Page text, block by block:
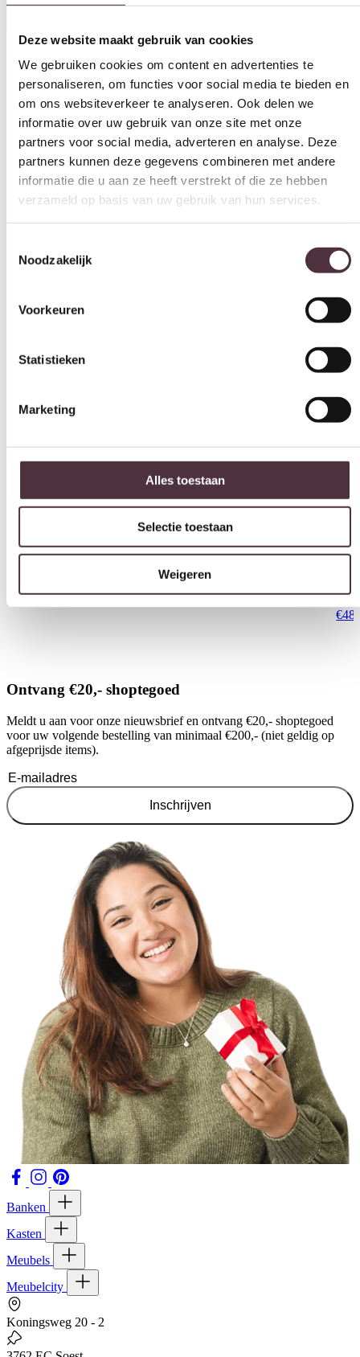
om ons websiteverkeer te analyseren. Ook delen we
partners voor social media, adverteren en analyse. Deze
partners kunnen deze gegevens combineren met andere
informatie die u aan ze heeft verstrekt of die ze hebben
verzameld op basis van uw gebruik van hun services.
Toestemmingsselectie
Noodzakelijk
Weigeren
Hockers, Poefen
Merk
UrbanSofa
Gratisthuis bezorgd boven de €100,-
2 jaar CBWgarantie op meubelen
Ruim2500m2 showroom
Richmond Interiors Hondenbed Dolly niagara stone
€179,00
€
Ontvang €20,- shoptegoed
Meldt u aan voor onze nieuwsbrief en ontvang €20,- shoptegoed
voor uw volgende bestelling van minimaal €200,- (niet geldig op
afgeprijsde items).
Inschrijven
Banken
Kasten
Meubels
Meubelcity
Koningsweg 20 - 2